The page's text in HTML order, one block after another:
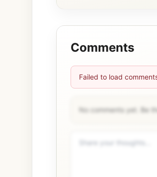
Comments
Failed to load
No comments yet. Be